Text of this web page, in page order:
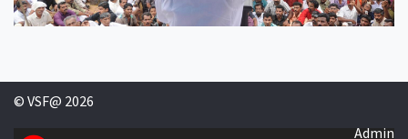
© VSF@ 2026
Admin